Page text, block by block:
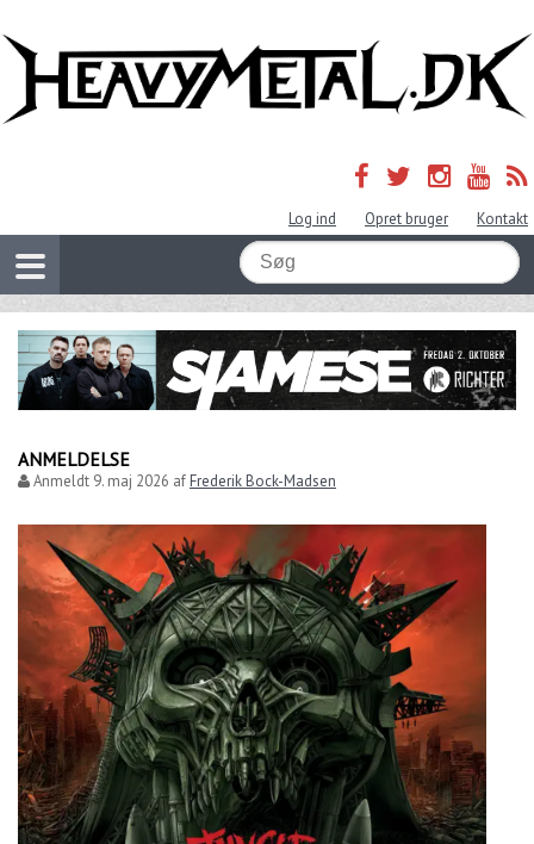
Log ind Opret bruger Kontakt
ANMELDELSE
Anmeldt 9. maj 2026 afFrederik Bock-Madsen